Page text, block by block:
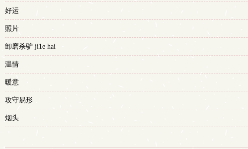
好运
照片
卸磨杀驴 ji1e hai
温情
暖意
攻守易形
烟头